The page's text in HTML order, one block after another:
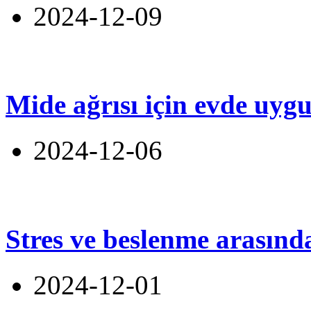
2024-12-09
Mide ağrısı için evde
2024-12-06
Stres ve beslenme
2024-12-01